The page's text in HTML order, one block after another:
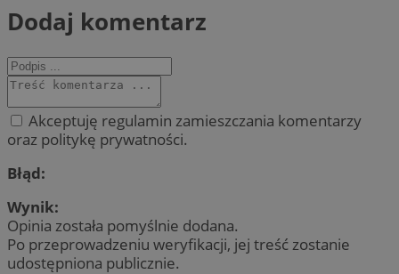
Dodaj komentarz
Akceptuję regulamin zamieszczania komentarzy
oraz politykę prywatności.
Błąd:
Wynik:
Opinia została pomyślnie dodana.
Po przeprowadzeniu weryfikacji, jej treść zostanie
udostępniona publicznie.